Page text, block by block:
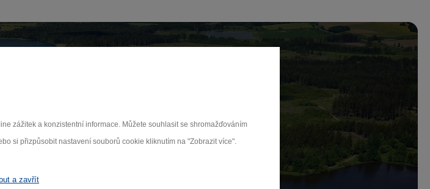
zážitek a konzistentní informace. Můžete souhlasit se shromažďováním
si přizpůsobit nastavení souborů cookie kliknutím na "Zobrazit více".
a zavřít
si Vysočinu